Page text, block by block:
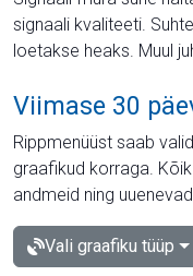
signaali kvaliteeti.
loetakse heaks. Muul
Viimase 30
Rippmenüüst saab
graafikud korraga.
andmeid ning
Vali graafiku tüüp